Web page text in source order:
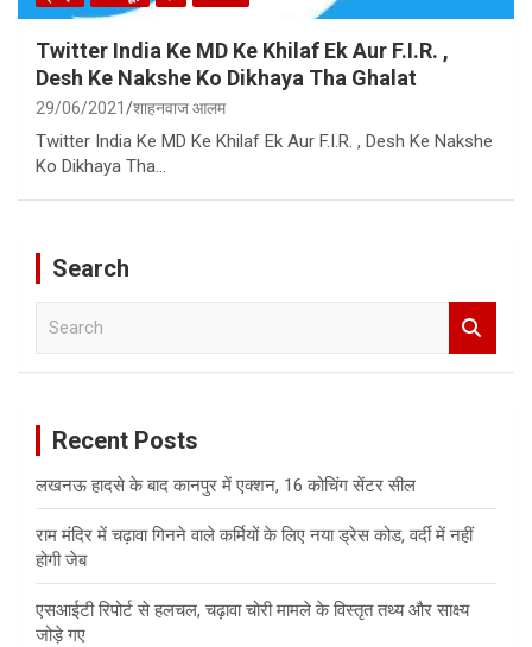
Twitter India Ke MD Ke Khilaf Ek Aur F.I.R. ,
Desh Ke Nakshe Ko Dikhaya Tha Ghalat
29/06/2021 शाहनवाज आलम
Twitter India Ke MD Ke Khilaf Ek Aur F.I.R. , Desh Ke Nakshe
Ko Dikhaya Tha…
Search
Recent Posts
लखनऊ हादसे के बाद कानपुर में एक्शन, 16 कोचिंग सेंटर सील
राम मंदिर में चढ़ावा गिनने वाले कर्मियों के लिए नया ड्रेस कोड, वर्दी में नहीं
होगी जेब
एसआईटी रिपोर्ट से हलचल, चढ़ावा चोरी मामले के विस्तृत तथ्य और साक्ष्य
जोड़े गए